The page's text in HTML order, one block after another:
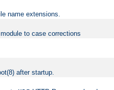
name extensions.
to case corrections
after startup.